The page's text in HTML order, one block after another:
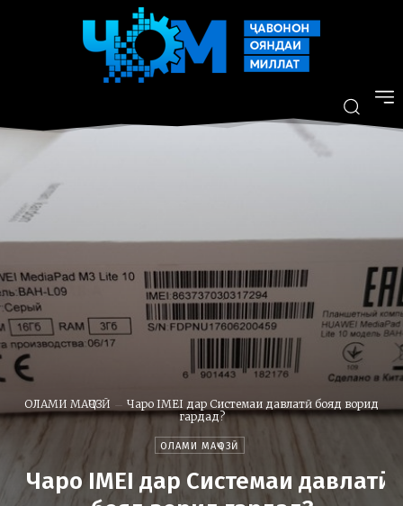
ОЛАМИ МАҶОЗӢ
Чаро IMEI дар Системаи давлатӣ бояд ворид
гардад?
ОЛАМИ МАҶОЗӢ
Чаро IMEI дар Системаи давлатӣ